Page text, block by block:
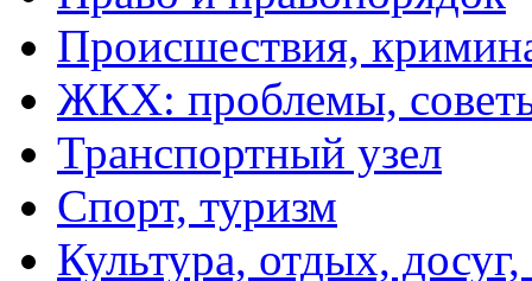
Происшествия,
ЖКХ: проблемы,
Транспортный узел
Спорт, туризм
Культура, отдых,